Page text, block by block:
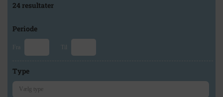
24 resultater
Periode
Fra Til
Type